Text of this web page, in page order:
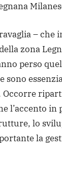
– che
zona
perso
sono
l’accento
lo
la